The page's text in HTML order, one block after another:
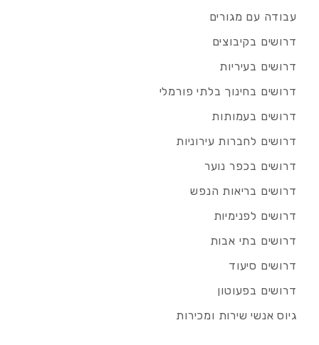
עבודה עם מגורים
דרושים בקיבוצים
דרושים בעיריות
דרושים בחינוך בלתי פורמלי
דרושים בעמותות
דרושים לחברות עירוניות
דרושים בכפר נוער
דרושים בריאות הנפש
דרושים לפנימיות
דרושים בתי אבות
דרושים סיעוד
דרושים בפעוטון
גיוס אנשי שירות ומכירות